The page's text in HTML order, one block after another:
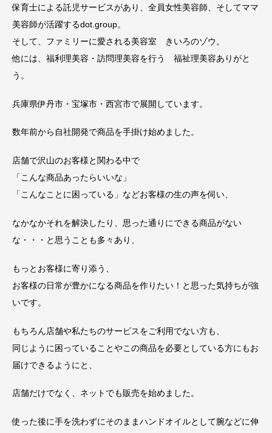
保育士による託児サービスがあり、全員女性美容師、そしてママ
美容師が活躍するdot.group。
そして、ファミリーに愛される美容室 きいろのゾウ。
他には、福利理美容・訪問理美容を行う 福祉理美容ありがと
う。
兵庫県伊丹市・宝塚市・西宮市で展開しています。
数年前から自社開発で商品を手掛け始めました。
店舗で沢山のお客様と関わる中で
「こんな商品あったらいいな」
「こんなことに困っている」などお客様の生の声を伺い、
なかなかそれを解決したり、思った通りにできる商品がない
な・・・と思うことも多々あり、
もっとお客様に寄り添う、
お客様の日常が豊かになる商品を作りたい！と思った気持ちが強
いです。
もちろん店舗や私たちのサービスをご利用でない方も、
同じように困っていることやこの商品を必要としている方にもお
届けできるようにと、
店舗だけでなく、ネットでも販売を始めました。
使った後に手を洗わずにそのままハンドオイルとして腕などに伸